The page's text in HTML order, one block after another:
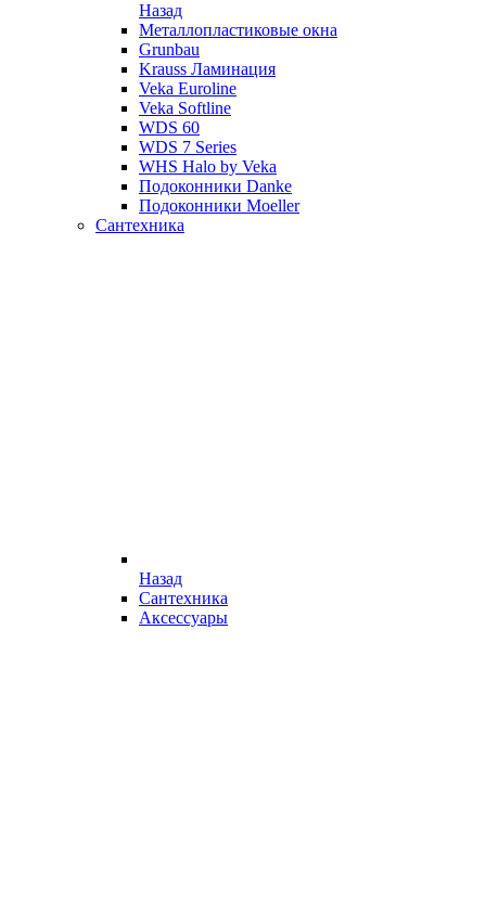
Назад
Металлопластиковые окна
Grunbau
Krauss Ламинация
Veka Euroline
Veka Softline
WDS 60
WDS 7 Series
WHS Halo by Veka
Подоконники Danke
Подоконники Moeller
Сантехника
Назад
Сантехника
Аксессуары